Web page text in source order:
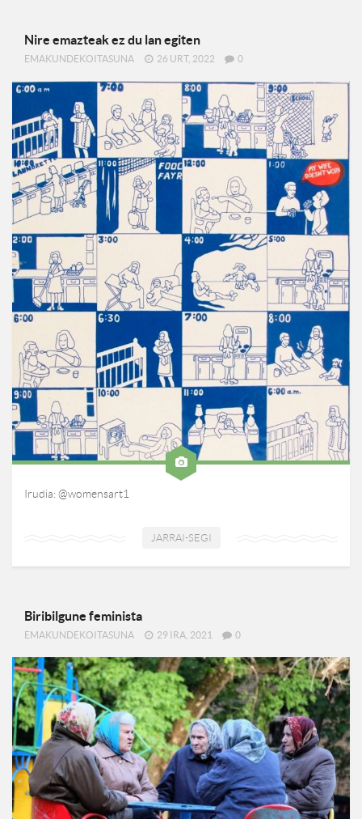
Nire emazteak ez du lan egiten
EMAKUNDEKOITASUNA 26 URT, 2022 0
Irudia: @womensart1
JARRAI-SEGI
Biribilgune feminista
EMAKUNDEKOITASUNA 29 IRA, 2021 0